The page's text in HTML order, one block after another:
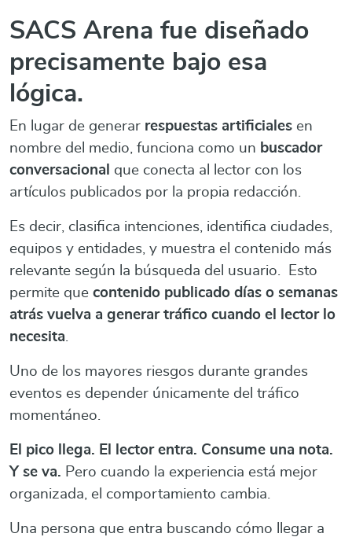
SACS Arena fue diseñado
precisamente bajo esa
lógica.
En lugar de generar respuestas artificiales en
nombre del medio, funciona como un buscador
conversacional que conecta al lector con los
artículos publicados por la propia redacción.
Es decir, clasifica intenciones, identifica ciudades,
equipos y entidades, y muestra el contenido más
relevante según la búsqueda del usuario. Esto
permite que contenido publicado días o semanas
atrás vuelva a generar tráfico cuando el lector lo
necesita
Uno de los mayores riesgos durante grandes
eventos es depender únicamente del tráfico
momentáneo.
El pico llega. El lector entra. Consume una nota.
Y se va. Pero cuando la experiencia está mejor
organizada, el comportamiento cambia.
Una persona que entra buscando cómo llegar a